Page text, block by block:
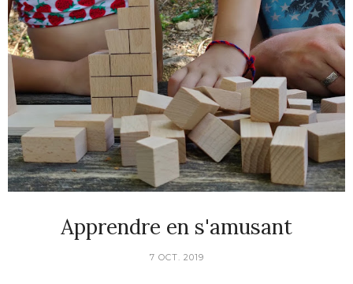
Apprendre en s'amusant
7 OCT. 2019
!